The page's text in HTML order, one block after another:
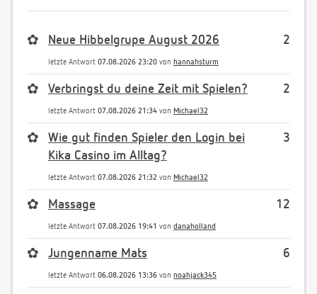
2
✿ Neue Hibbelgrupe August 2026
letzte Antwort 07.08.2026 23:20 von hannahsturm
2
✿ Verbringst du deine Zeit mit Spielen?
letzte Antwort 07.08.2026 21:34 von Michael32
3
✿
Wie gut finden Spieler den Login bei
Kika Casino im Alltag?
letzte Antwort 07.08.2026 21:32 von Michael32
12
✿ Massage
letzte Antwort 07.08.2026 19:41 von danaholland
6
✿ Jungenname Mats
letzte Antwort 06.08.2026 13:36 von noahjack345